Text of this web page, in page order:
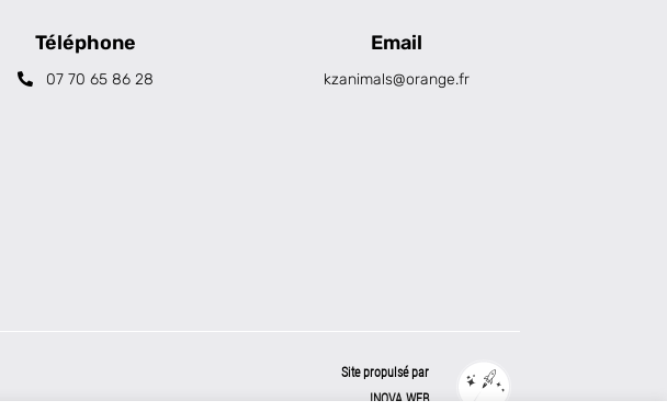
Téléphone
07 70 65 86 28
Email
kzanimals@orange.fr
Site propulsé par
INOVA WEB